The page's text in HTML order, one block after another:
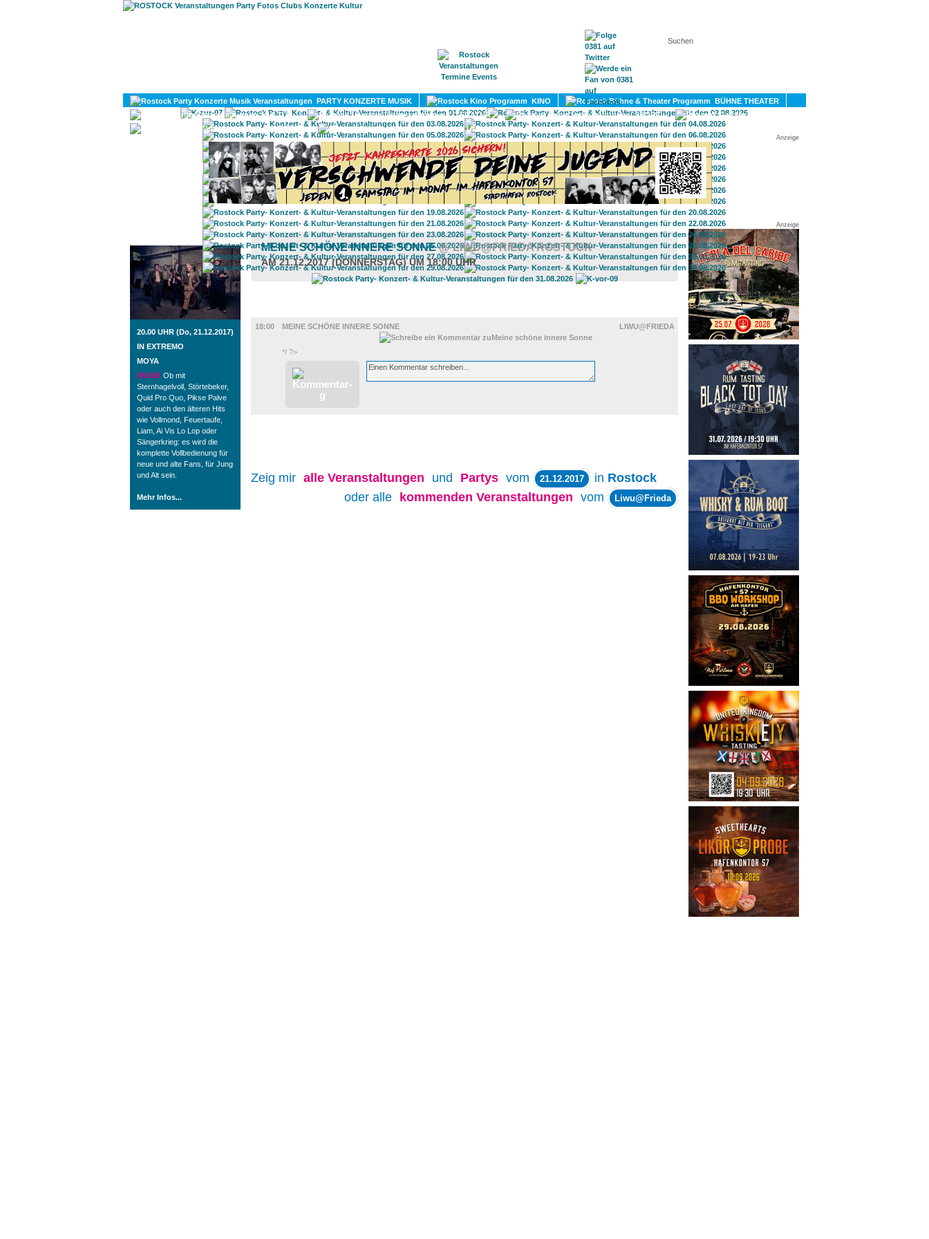
KONTAKT
PARTY KONZERTE MUSIK KINO
BÜHNE THEATER
KULTUR
LITERATUR SPORT
DIVERSES
UMLAND
Anzeige
ROSTOCK TAGESTIPP
20.00 UHR (Do, 21.12.2017)
IN EXTREMO
MOYA
MUSIK Ob mit
Sternhagelvoll, Störtebeker,
Quid Pro Quo, Pikse Palve
oder auch den älteren Hits
wie Vollmond, Feuertaufe,
Liam, Ai Vis Lo Lop oder
Sängerkrieg: es wird die
komplette Vollbedienung für
neue und alte Fans, für Jung
und Alt sein.
Mehr Infos...
Anzeige
MEINE SCHÖNE INNERE SONNE@ LIWU@FRIEDA ROSTOCK
AM 21.12.2017 (DONNERSTAG) UM 18:00 UHR
18:00
MEINE SCHÖNE INNERE SONNE LIWU@FRIEDA
*/ ?>
Zeig mir alle Veranstaltungen und Partys vom 21.12.2017 in Rostock
oder alle
kommenden Veranstaltungen vom Liwu@Frieda